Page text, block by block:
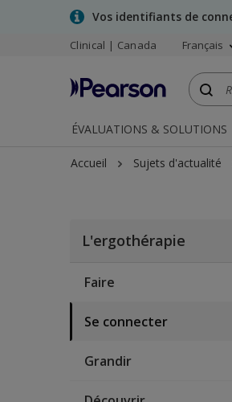
Vos identifiants de
Clinical | Canada Français
ÉVALUATIONS & SOLUTIONS
Accueil Sujets d'actualité
L'ergothérapie
Faire
Se connecter
Grandir